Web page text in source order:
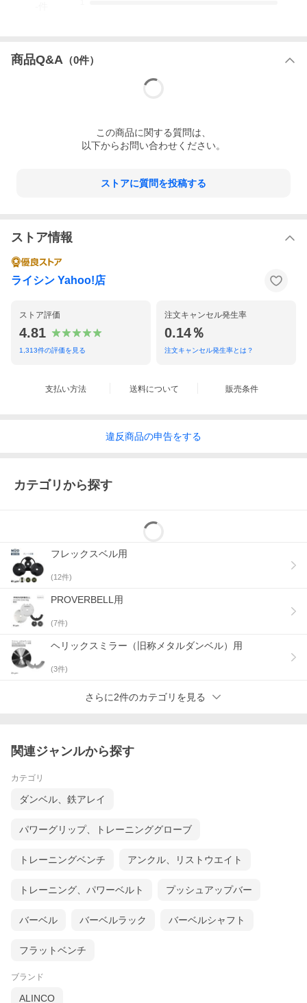
●実際の重さは多少誤差がございます。●ラ
商品Q&A （0件）
この商品に関する質問は、
以下からお問い合わせください。
ストアに質問を投稿する
ストア情報
ライシン Yahoo!店
ストア評価
4.81
1,313件の評価を見る
注文キャンセル発生率
0.14％
注文キャンセル発生率とは？
支払い方法 送料について 販売条件
違反商品の申告をする
カテゴリから探す
フレックスベル用
(12件)
PROVERBELL用
(7件)
ヘリックスミラー（旧称メタルダンベル）用
(3件)
さらに2件のカテゴリを見る
関連ジャンルから探す
カテゴリ
ダンベル、鉄アレイ
パワーグリップ、トレーニンググローブ
トレーニングベンチ アンクル、リストウエイト
トレーニング、パワーベルト プッシュアップバー
バーベル バーベルラック バーベルシャフト
フラットベンチ
ブランド
ALINCO